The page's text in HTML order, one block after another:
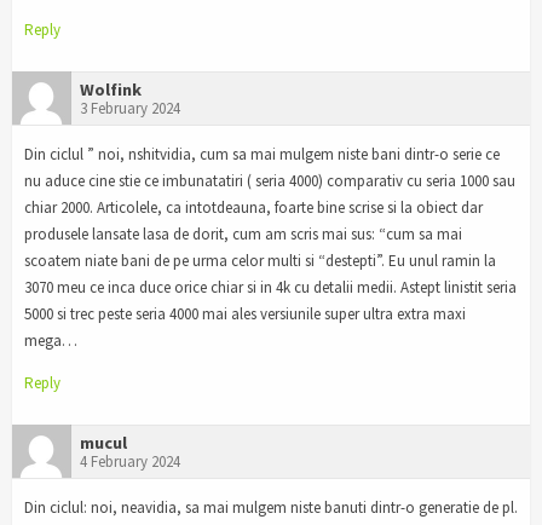
Reply
Wolfink
3 February 2024
Din ciclul ” noi, nshitvidia, cum sa mai mulgem niste bani dintr-o serie ce
nu aduce cine stie ce imbunatatiri ( seria 4000) comparativ cu seria 1000 sau
chiar 2000. Articolele, ca intotdeauna, foarte bine scrise si la obiect dar
produsele lansate lasa de dorit, cum am scris mai sus: “cum sa mai
scoatem niate bani de pe urma celor multi si “destepti”. Eu unul ramin la
3070 meu ce inca duce orice chiar si in 4k cu detalii medii. Astept linistit seria
5000 si trec peste seria 4000 mai ales versiunile super ultra extra maxi
mega…
Reply
mucul
4 February 2024
Din ciclul: noi, neavidia, sa mai mulgem niste banuti dintr-o generatie de pl.